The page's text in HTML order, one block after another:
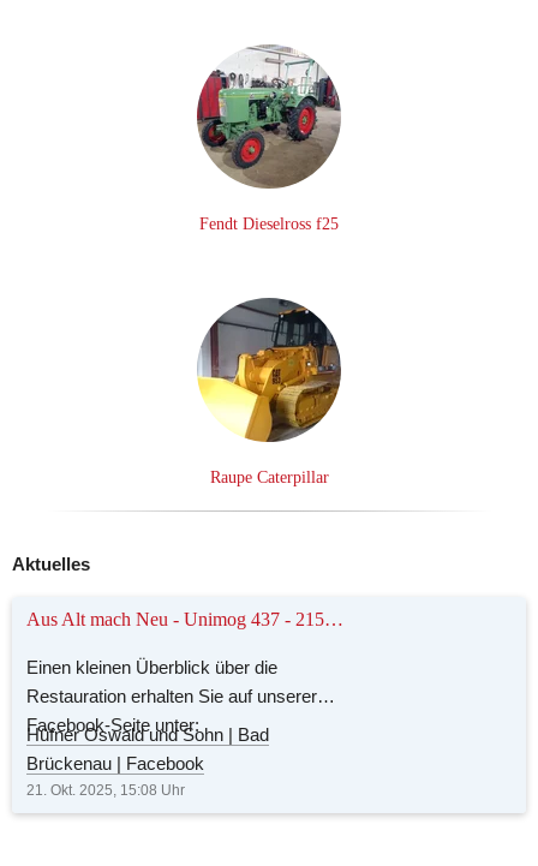
Fendt Dieselross f25
Raupe Caterpillar
Aktuelles
Aus Alt mach Neu - Unimog 437 - 2150 mit Kran
Einen kleinen Überblick über die
Restauration erhalten Sie auf unserer
Facebook-Seite unter:
Hüfner Oswald und Sohn | Bad
Brückenau | Facebook
21. Okt. 2025, 15:08 Uhr